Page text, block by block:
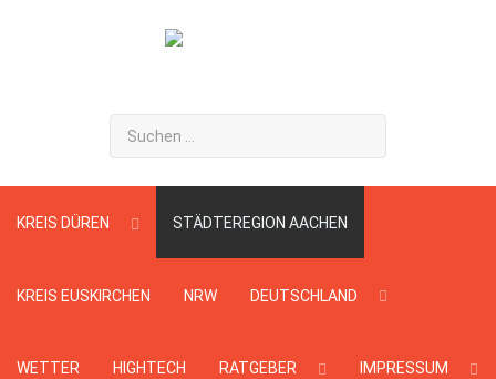
Suchen
...
KREIS DÜREN STÄDTEREGION AACHEN
KREIS EUSKIRCHEN NRW DEUTSCHLAND
WETTER HIGHTECH RATGEBER IMPRESSUM